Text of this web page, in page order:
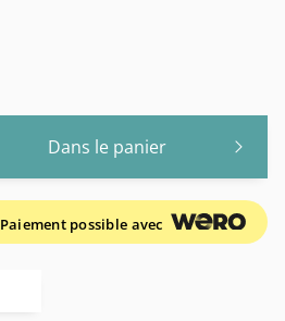
Dans le panier
Paiement possible avec